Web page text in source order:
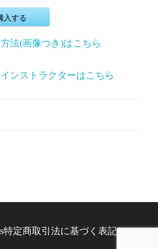
入する
法(画像つき)はこちら
ンストラクターはこちら
特定商取引法に基づく表記